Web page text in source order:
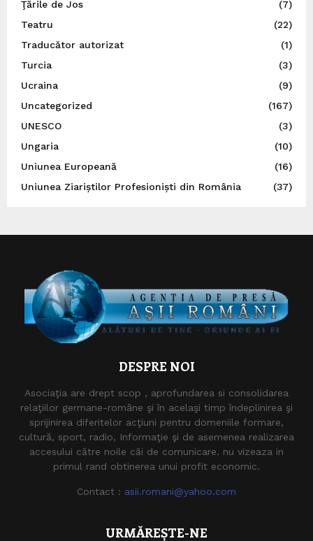
Ţările de Jos
(7)
Teatru
(22)
Traducător autorizat
(1)
Turcia
(3)
Ucraina
(9)
Uncategorized
(167)
UNESCO
(3)
Ungaria
(10)
Uniunea Europeană
(16)
Uniunea Ziariștilor Profesioniști din România
(37)
DESPRE NOI
Asociaţia are drept scop , aprofundarea si consolidarea
relaţiilor germane-române şi în acelaşi timp îndeplinirea şi
sprijinirea diferitelor acţiuni pentru domeniile formare,
cultură, sport, radio, Informaţie şi de asemenea realizarea
accesului către noile căi de comunicare. nu vizeaza in
primul rand obtinerea unui profit economic.
Contact : asii.romani@yahoo.com
URMĂREȘTE-NE